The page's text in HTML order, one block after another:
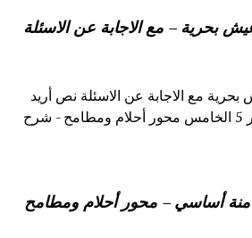
بحرية – مع الاجابة عن الاسئلة
مع الاجابة عن الاسئلة نص أريد
أن أعيش بحرية المحور 5 الخامس محور أحلام ومطامح - شرح
أساسي – محور أحلام ومطامح